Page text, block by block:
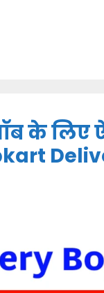
के लिए